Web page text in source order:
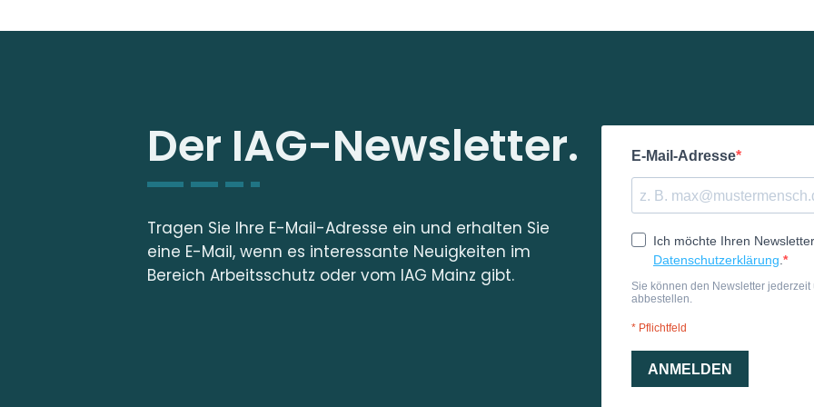
Der IAG-Newsletter.
Tragen Sie Ihre E-Mail-Adresse ein und erhalten Sie
eine E-Mail, wenn es interessante Neuigkeiten im
Bereich Arbeitsschutz oder vom IAG Mainz gibt.